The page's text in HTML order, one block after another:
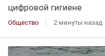
цифровой гигиене
Общество 2 минуты назад